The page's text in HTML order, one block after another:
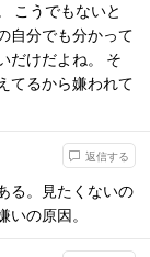
こうでもないと
自分でも分かって
だけだよね。 そ
てるから嫌われて
返信する
る。見たくないの
の原因。